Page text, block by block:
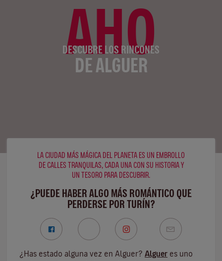
AHO
DESCUBRE LOS RINCONES
DE ALGUER
LA CIUDAD MÁS MÁGICA DEL PLANETA ES UN EMBROLLO
DE CALLES TRANQUILAS, CADA UNA CON SU HISTORIA Y
UN TESORO PARA DESCUBRIR.
¿PUEDE HABER ALGO MÁS ROMÁNTICO QUE
PERDERSE POR TURÍN?
¿Has estado alguna vez en Alguer? Alguer es uno